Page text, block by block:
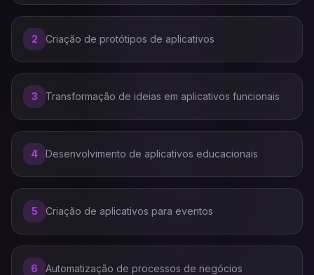
2 Criação de protótipos de aplicativos
3 Transformação de ideias em aplicativos funcionais
4 Desenvolvimento de aplicativos educacionais
5 Criação de aplicativos para eventos
6 Automatização de processos de negócios